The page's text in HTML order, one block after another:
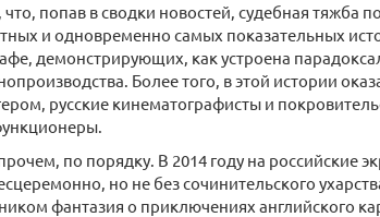
попав в сводки новостей, судебная тяжба
и одновременно самых показательных
демонстрирующих, как устроена
Более того, в этой истории
русские кинематографисты и
по порядку. В 2014 году на российские
но не без сочинительского
фантазия о приключениях английского